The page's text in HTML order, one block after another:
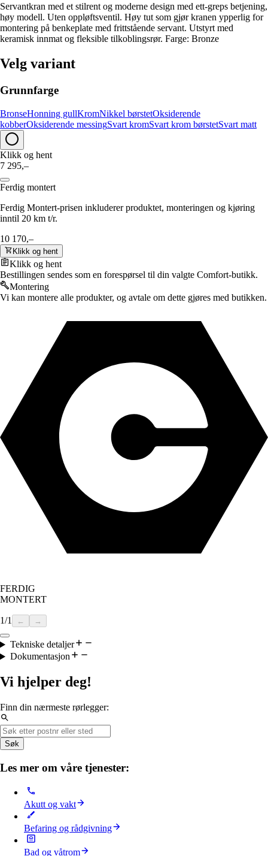
Servantkran med et stilrent og moderne design med ett-greps betjening,
høy modell. Uten oppløftsventil. Høy tut som gjør kranen ypperlig for
montering på benkeplate med frittstående servant. Utstyrt med
keramisk innmat og fleksible tilkoblingsrør. Farge: Bronze
Velg variant
Grunnfarge
BronseHonning gullKromNikkel børstetOksiderende
kobberOksiderende messingSvart kromSvart krom børstetSvart matt
Klikk og hent
7 295,–
Ferdig montert
Ferdig Montert-prisen inkluderer produktet, monteringen og kjøring
inntil 20 km t/r.
10 170,–
Klikk og hent
Klikk og hent
Bestillingen sendes som en forespørsel til din valgte Comfort-butikk.
Montering
Vi kan montere alle produkter, og avtale om dette gjøres med butikken.
FERDIG
MONTERT
1/1 ← →
Tekniske detaljer
Dokumentasjon
Vi hjelper deg!
Finn din nærmeste rørlegger:
Søk
Les mer om våre tjenester:
Akutt og vakt
Befaring og rådgivning
Bad og våtrom